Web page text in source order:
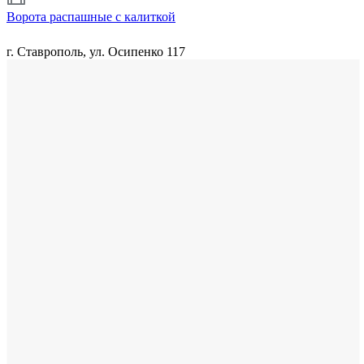
Ворота распашные с калиткой
г. Ставрополь, ул. Осипенко 117